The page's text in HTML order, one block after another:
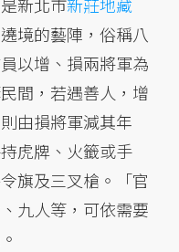
新北市新莊地藏
境的藝陣，俗稱八
以增、損兩將軍為
間，若遇善人，增
由損將軍減其年
虎牌、火籤或手
旗及三叉槍。「官
九人等，可依需要